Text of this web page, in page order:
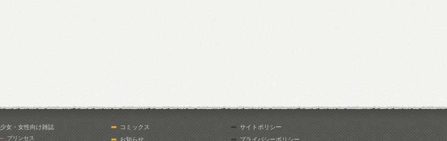
少女・女性向け雑誌
プリンセス
コミックス
お知らせ
サイトポリシー
プライバシーポリシー